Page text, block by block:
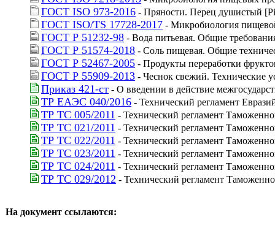
ГОСТ ISO 973-2016 - Пряности. Перец душистый
ГОСТ ISO/TS 17728-2017 - Микробиология
ГОСТ Р 51232-98 - Вода питьевая. Общие
ГОСТ Р 51574-2018 - Соль пищевая. Общие
ГОСТ Р 52467-2005 - Продукты переработки
ГОСТ Р 55909-2013 - Чеснок свежий. Технические
Приказ 421-ст - О введении в действие
ТР ЕАЭС 040/2016 - Технический регламент
ТР ТС 005/2011 - Технический регламент
ТР ТС 021/2011 - Технический регламент
ТР ТС 022/2011 - Технический регламент
ТР ТС 023/2011 - Технический регламент
ТР ТС 024/2011 - Технический регламент
ТР ТС 029/2012 - Технический регламент
На документ ссылаются: